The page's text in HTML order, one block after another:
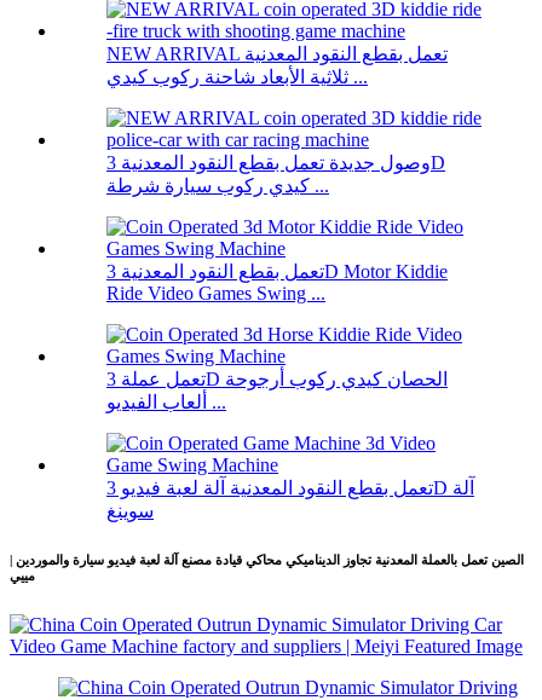
NEW ARRIVAL تعمل بقطع النقود المعدنية
ثلاثية الأبعاد شاحنة ركوب كيدي ...
وصول جديدة تعمل بقطع النقود المعدنية 3D
كيدي ركوب سيارة شرطة ...
تعمل بقطع النقود المعدنية 3D Motor Kiddie
Ride Video Games Swing ...
تعمل عملة 3D الحصان كيدي ركوب أرجوحة
ألعاب الفيديو ...
تعمل بقطع النقود المعدنية آلة لعبة فيديو 3D آلة
سوينغ
الصين تعمل بالعملة المعدنية تجاوز الديناميكي محاكي قيادة مصنع آلة لعبة فيديو سيارة والموردين |
مييي